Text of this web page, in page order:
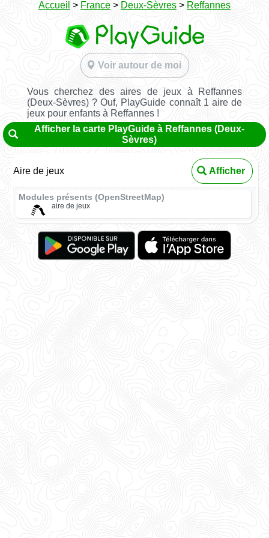
Accueil > France > Deux-Sèvres > Reffannes
Voir autour de moi
Vous cherchez des aires de jeux à Reffannes
(Deux-Sèvres) ? Ouf, PlayGuide connaît 1 aire de
jeux pour enfants à Reffannes !
Afficher la carte PlayGuide à Reffannes (Deux-
Sèvres)
Aire de jeux Afficher
Modules présents (OpenStreetMap)
aire de jeux